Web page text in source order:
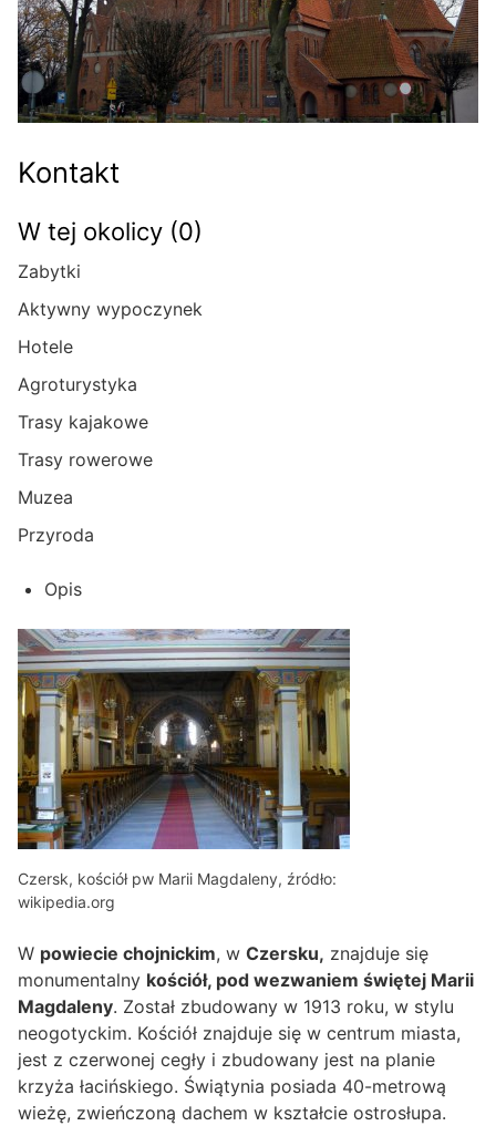
Kontakt
W tej okolicy (0)
Zabytki
Aktywny wypoczynek
Hotele
Agroturystyka
Trasy kajakowe
Trasy rowerowe
Muzea
Przyroda
Opis
Czersk, kościół pw Marii Magdaleny, źródło:
wikipedia.org
W powiecie chojnickim, w Czersku, znajduje się
monumentalny kościół, pod wezwaniem świętej Marii
Magdaleny. Został zbudowany w 1913 roku, w stylu
neogotyckim. Kościół znajduje się w centrum miasta,
jest z czerwonej cegły i zbudowany jest na planie
krzyża łacińskiego. Świątynia posiada 40-metrową
wieżę, zwieńczoną dachem w kształcie ostrosłupa.